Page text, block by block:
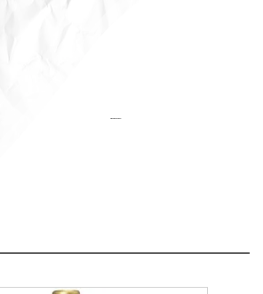
Aktualisiert: